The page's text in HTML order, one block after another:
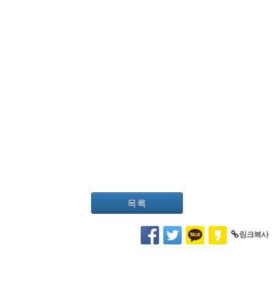
목록
링크복사